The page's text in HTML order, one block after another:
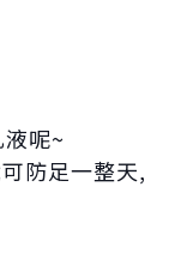
呢~
防足一整天,